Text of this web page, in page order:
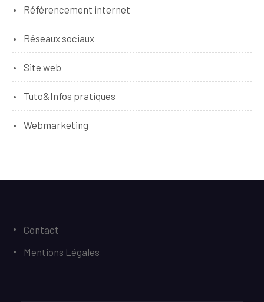
Référencement internet
Réseaux sociaux
Site web
Tuto&Infos pratiques
Webmarketing
Contact
Mentions Légales